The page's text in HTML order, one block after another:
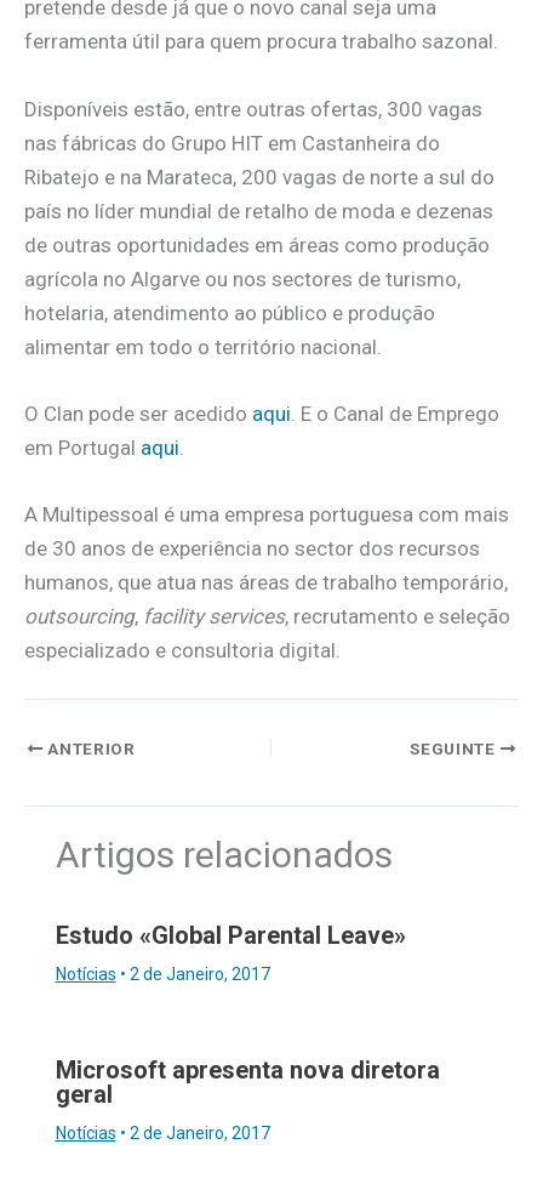
pretende desde já que o novo canal seja uma
ferramenta útil para quem procura trabalho sazonal.
Disponíveis estão, entre outras ofertas, 300 vagas
nas fábricas do Grupo HIT em Castanheira do
Ribatejo e na Marateca, 200 vagas de norte a sul do
país no líder mundial de retalho de moda e dezenas
de outras oportunidades em áreas como produção
agrícola no Algarve ou nos sectores de turismo,
hotelaria, atendimento ao público e produção
alimentar em todo o território nacional.
O Clan pode ser acedido aqui . E o Canal de Emprego
em Portugal aqui
A Multipessoal é uma empresa portuguesa com mais
de 30 anos de experiência no sector dos recursos
humanos, que atua nas áreas de trabalho temporário,
outsourcing, facility services, recrutamento e seleção
especializado e consultoria digital.
ANTERIOR SEGUINTE
Artigos relacionados
Estudo «Global Parental Leave»
Notícias • 2 de Janeiro, 2017
Microsoft apresenta nova diretora
geral
Notícias • 2 de Janeiro, 2017